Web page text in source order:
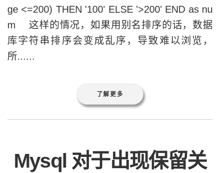
ge <=200) THEN '100' ELSE '>200' END as nu
m 这样的情况，如果用别名排序的话，数据
库字符串排序会变成乱序，导致难以浏览，
所......
了解更多
Mysql 对于出现保留关